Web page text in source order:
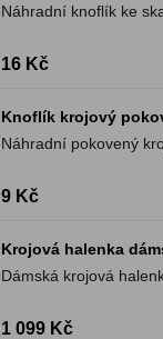
Náhradní knoflík ke
16 Kč
Knoflík krojový
Náhradní pokovený
9 Kč
Krojová halenka
Dámská krojová
1 099 Kč